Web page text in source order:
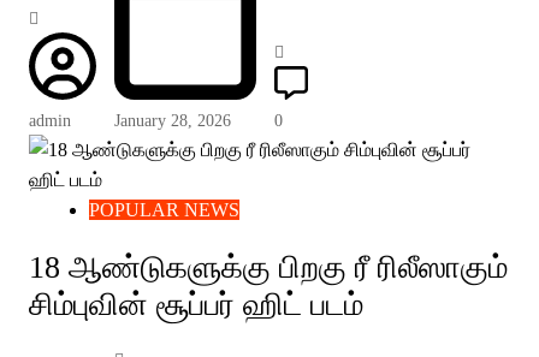
admin January 28, 2026 0
POPULAR NEWS
18 ஆண்டுகளுக்கு பிறகு ரீ ரிலீஸாகும்
சிம்புவின் சூப்பர் ஹிட் படம்